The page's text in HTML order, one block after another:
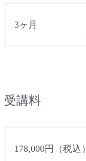
3ヶ月
受講料
178,000円（税込）